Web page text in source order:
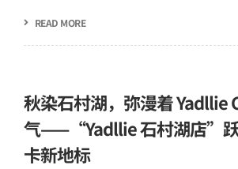
READ MORE
秋染石村湖，弥漫着 Yadllie
气——“Yadllie 石村湖店”
卡新地标